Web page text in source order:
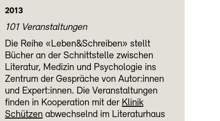
2013
101 Veranstaltungen
Die Reihe «Leben&Schreiben» stellt
Bücher an der Schnittstelle zwischen
Literatur, Medizin und Psychologie ins
Zentrum der Gespräche von Autor:innen
und Expert:innen. Die Veranstaltungen
finden in Kooperation mit der Klinik
Schützen abwechselnd im Literaturhaus